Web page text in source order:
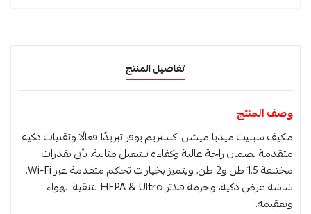
تفاصيل المنتج
وصف المنتج
مكيف سبليت ميديا ميشن اكستريم يوفر تبريدًا فعالًا وتقنيات ذكية
متقدمة لضمان راحة عالية وكفاءة تشغيل مثالية. يأتي بقدرات
مختلفة 1.5 طن و2 طن، ويتميز بخيارات تحكم متقدمة عبر Wi-Fi،
شاشة عرض ذكية، وحزمة فلاتر HEPA & Ultra لتنقية الهواء
وتعقيمه.